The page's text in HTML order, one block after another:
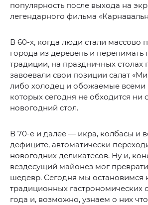
популярность после выхода на
легендарного фильма
В 60-х, когда люди стали массово
города из деревень и перенимать
традиции, на праздничных столах
завоевали свои позиции салат
либо холодец и обожаемые всеми
которых сегодня не обходится ни
новогодний стол.
В 70-е и далее — икра, колбасы и
дефиците, автоматически
новогодних деликатесов. Ну и,
вездесущий майонез мог
шедевр. Сегодня мы остановимся
традиционных гастрономических
года и, возможно, узнаем о них